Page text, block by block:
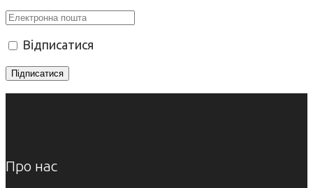
Відписатися
Про нас